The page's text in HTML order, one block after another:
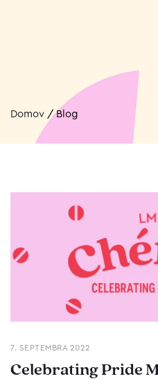
Domov /Blog
7. SEPTEMBRA 2022
Celebrating Pride